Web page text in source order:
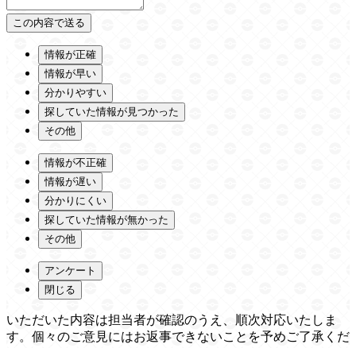
情報が正確
情報が早い
分かりやすい
探していた情報が見つかった
その他
情報が不正確
情報が遅い
分かりにくい
探していた情報が無かった
その他
アンケート
閉じる
いただいた内容は担当者が確認のうえ、順次対応いたしま
す。個々のご意見にはお返事できないことを予めご了承くだ